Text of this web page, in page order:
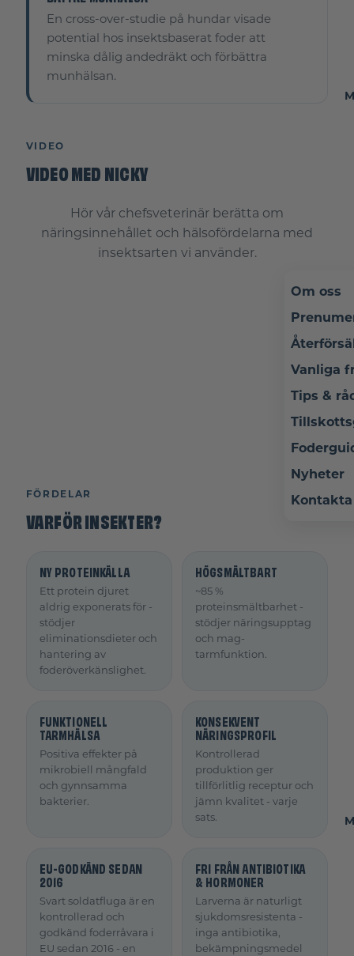
Om oss
Vanliga
Tips &
Nyheter
Kontakta
En cross-over-studie på hundar visade
potential hos insektsbaserat foder att
minska dålig andedräkt och förbättra
munhälsan.
VIDEO
VIDEO MED NICKY
Hör vår chefsveterinär berätta om
näringsinnehållet och hälsofördelarna med
insektsarten vi använder.
FÖRDELAR
VARFÖR INSEKTER?
NY PROTEINKÄLLA
Ett protein djuret
aldrig exponerats för -
stödjer
eliminationsdieter och
hantering av
foderöverkänslighet.
HÖGSMÄLTBART
~85 %
proteinsmältbarhet -
stödjer näringsupptag
och mag-
tarmfunktion.
FUNKTIONELL
TARMHÄLSA
Positiva effekter på
mikrobiell mångfald
och gynnsamma
bakterier.
KONSEKVENT
NÄRINGSPROFIL
Kontrollerad
produktion ger
tillförlitlig receptur och
jämn kvalitet - varje
sats.
EU-GODKÄND SEDAN
2016
Svart soldatfluga är en
kontrollerad och
godkänd foderråvara i
EU sedan 2016 - en
FRI FRÅN ANTIBIOTIKA
& HORMONER
Larverna är naturligt
sjukdomsresistenta -
inga antibiotika,
bekämpningsmedel